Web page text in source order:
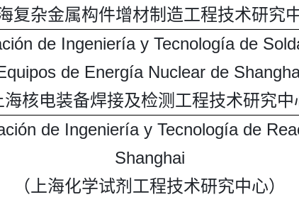
海复杂金属构件增材制造工程技术研究中
de Ingeniería y Tecnología de
de Energía Nuclear de
海核电装备焊接及检测工程技术研究中
de Ingeniería y Tecnología de
Shanghai
（上海化学试剂工程技术研究中心）